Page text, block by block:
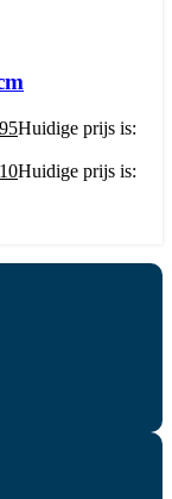
Huidige prijs is:
Huidige prijs is: